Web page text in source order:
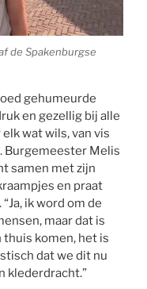
de Spakenburgse
gehumeurde
en gezellig bij alle
wat wils, van vis
Burgemeester Melis
samen met zijn
en praat
ik word om de
maar dat is
komen, het is
dat we dit nu
klederdracht.”